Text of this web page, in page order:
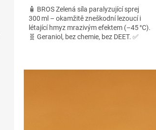
🧴 BROS Zelená síla paralyzující sprej
300 ml – okamžitě zneškodní lezoucí i
létající hmyz mrazivým efektem (–45 °C).
🧬 Geraniol, bez chemie, bez DEET. ✅